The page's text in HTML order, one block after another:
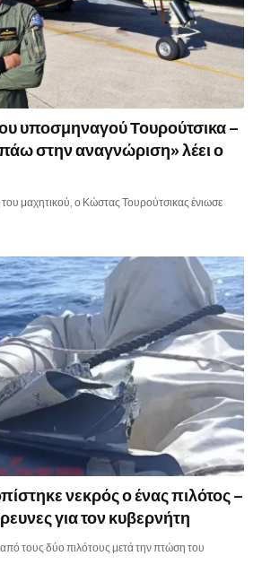
υποσμηναγού Τουρούτσικα –
στην αναγνώριση» λέει ο
μαχητικού, ο Κώστας Τουρούτσικας ένιωσε
νεκρός ο ένας πιλότος –
για τον κυβερνήτη
τους δύο πιλότους μετά την πτώση του